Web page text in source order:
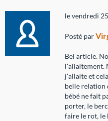
le vendredi
Posté par
Bel article.
l'allaitement.
j'allaite et
belle relation
bébé ne fait
porter, le
faire le rot, le